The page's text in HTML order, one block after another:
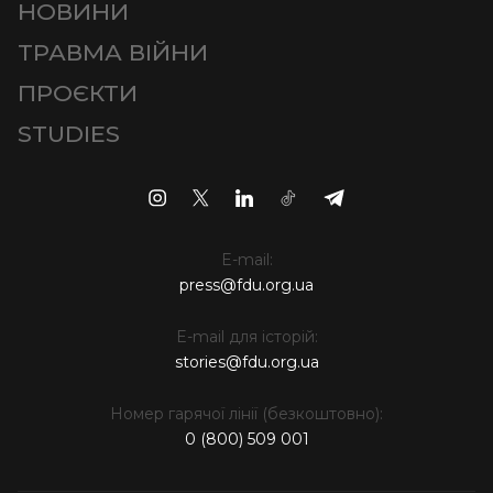
НОВИНИ
ТРАВМА ВІЙНИ
ПРОЄКТИ
STUDIES
E-mail:
press@fdu.org.ua
E-mail для історій:
stories@fdu.org.ua
Номер гарячої лінії (безкоштовно):
0 (800) 509 001